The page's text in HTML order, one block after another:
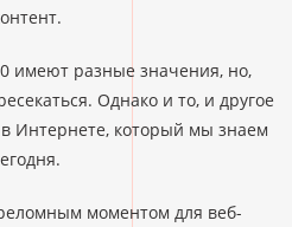
имеют разные значения, но,
Однако и то, и другое
Интернете, который мы знаем
моментом для веб-